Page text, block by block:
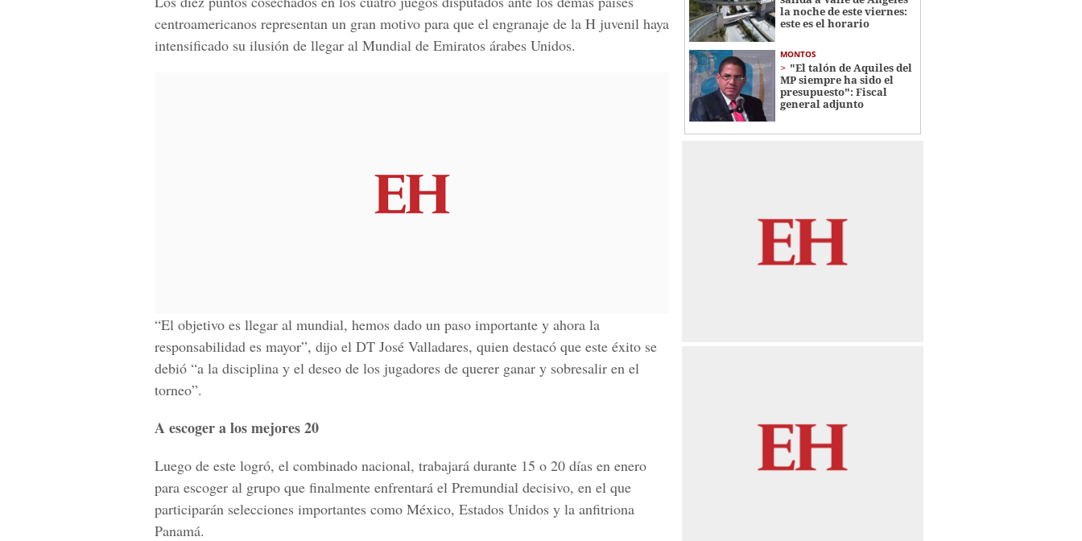
centroamericanos representan un gran motivo para que el engranaje de la H juvenil haya
intensificado su ilusión de llegar al Mundial de Emiratos árabes Unidos.
“El objetivo es llegar al mundial, hemos dado un paso importante y ahora la
responsabilidad es mayor”, dijo el DT José Valladares, quien destacó que este éxito se
debió “a la disciplina y el deseo de los jugadores de querer ganar y sobresalir en el
torneo”.
A escoger a los mejores 20
Luego de este logró, el combinado nacional, trabajará durante 15 o 20 días en enero
para escoger al grupo que finalmente enfrentará el Premundial decisivo, en el que
participarán selecciones importantes como México, Estados Unidos y la anfitriona
Panamá.
la noche de este viernes:
este es el horario
MONTOS
"El talón de Aquiles del
MP siempre ha sido el
presupuesto": Fiscal
general adjunto